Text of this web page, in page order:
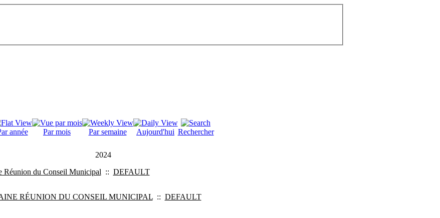
année Par mois Par semaine Aujourd'hui Rechercher
2024
Réunion du Conseil Municipal:: DEFAULT
RÉUNION DU CONSEIL MUNICIPAL:: DEFAULT